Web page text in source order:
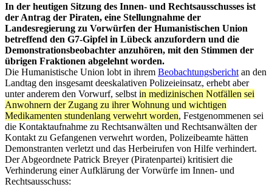
In der heutigen Sitzung des Innen- und Rechtsausschusses ist
der Antrag der Piraten, eine Stellungnahme der
Landesregierung zu Vorwürfen der Humanistischen Union
betreffend den G7-Gipfel in Lübeck anzufordern und die
Demonstrationsbeobachter anzuhören, mit den Stimmen der
übrigen Fraktionen abgelehnt worden.
Die Humanistische Union lobt in ihrem Beobachtungsbericht an den
Landtag den insgesamt deeskalativen Polizeieinsatz, erhebt aber
unter anderem den Vorwurf, selbst in medizinischen Notfällen sei
Anwohnern der Zugang zu ihrer Wohnung und wichtigen
Medikamenten stundenlang verwehrt worden, Festgenommenen sei
die Kontaktaufnahme zu Rechtsanwälten und Rechtsanwälten der
Kontakt zu Gefangenen verwehrt worden, Polizeibeamte hätten
Demonstranten verletzt und das Herbeirufen von Hilfe verhindert.
Der Abgeordnete Patrick Breyer (Piratenpartei) kritisiert die
Verhinderung einer Aufklärung der Vorwürfe im Innen- und
Rechtsausschuss: